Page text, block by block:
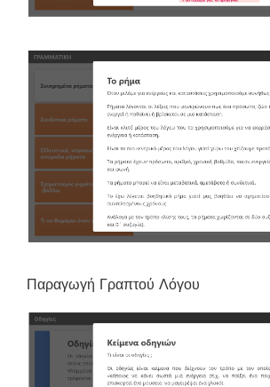
Παραγωγή Γραπτού Λόγου